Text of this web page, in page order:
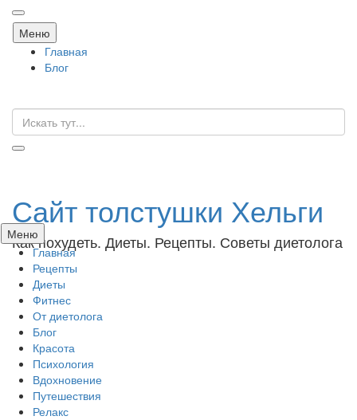
Меню Перейти
к
Главная
Блог
Искать:
Сайт толстушки Хельги
Как похудеть. Диеты. Рецепты. Советы диетолога
Меню Перейти
к
Главная
Рецепты
Диеты
Фитнес
От диетолога
Блог
Красота
Психология
Вдохновение
Путешествия
Релакс